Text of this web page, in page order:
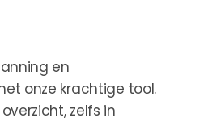
en
onze krachtige tool.
zelfs in